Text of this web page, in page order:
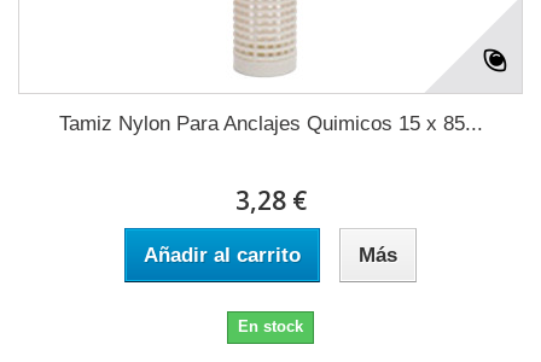
Tamiz Nylon Para Anclajes Quimicos 15 x 85...
3,28 €
Añadir al carrito Más
En stock